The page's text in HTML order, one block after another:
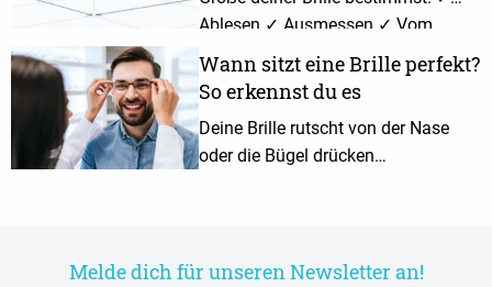
Ablesen ✓ Ausmessen ✓ Vom
Optiker ermitteln lassen
Wann sitzt eine Brille perfekt?
So erkennst du es
Deine Brille rutscht von der Nase
oder die Bügel drücken
Melde dich für unseren Newsletter an!